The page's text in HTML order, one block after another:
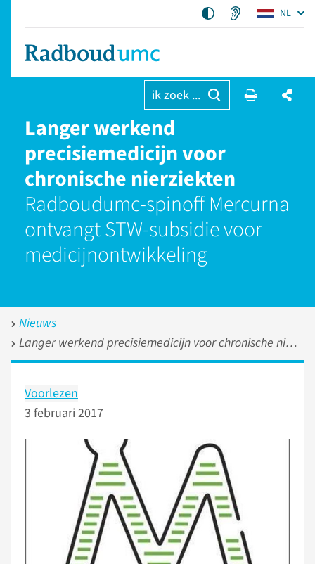
NL
ik zoek ...
Langer werkend
precisiemedicijn voor
chronische nierziekten
Radboudumc-spinoff Mercurna
ontvangt STW-subsidie voor
medicijnontwikkeling
Nieuws
Langer werkend precisiemedicijn voor chronische nierziekten
Voorlezen
3 februari 2017